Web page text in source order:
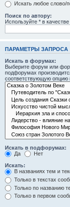
Искать любое слово/
Поиск по автору:
Используйте * в
ПАРАМЕТРЫ ЗАПРОСА
Искать в форумах:
Выберите форум или
подфорумах
соответствующую опцию
Искать в подфорумах:
Да
Нет
Искать:
В названиях тем и
Только в текстах
Только по названию
Только в первом